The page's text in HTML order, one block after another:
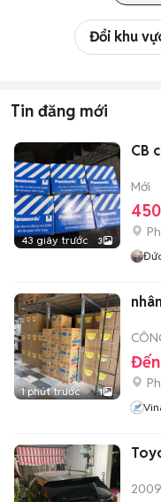
Đổi khu
Tin đăng mới
43 giây trước 3
CB
Mới
1 phút trước 1
2009